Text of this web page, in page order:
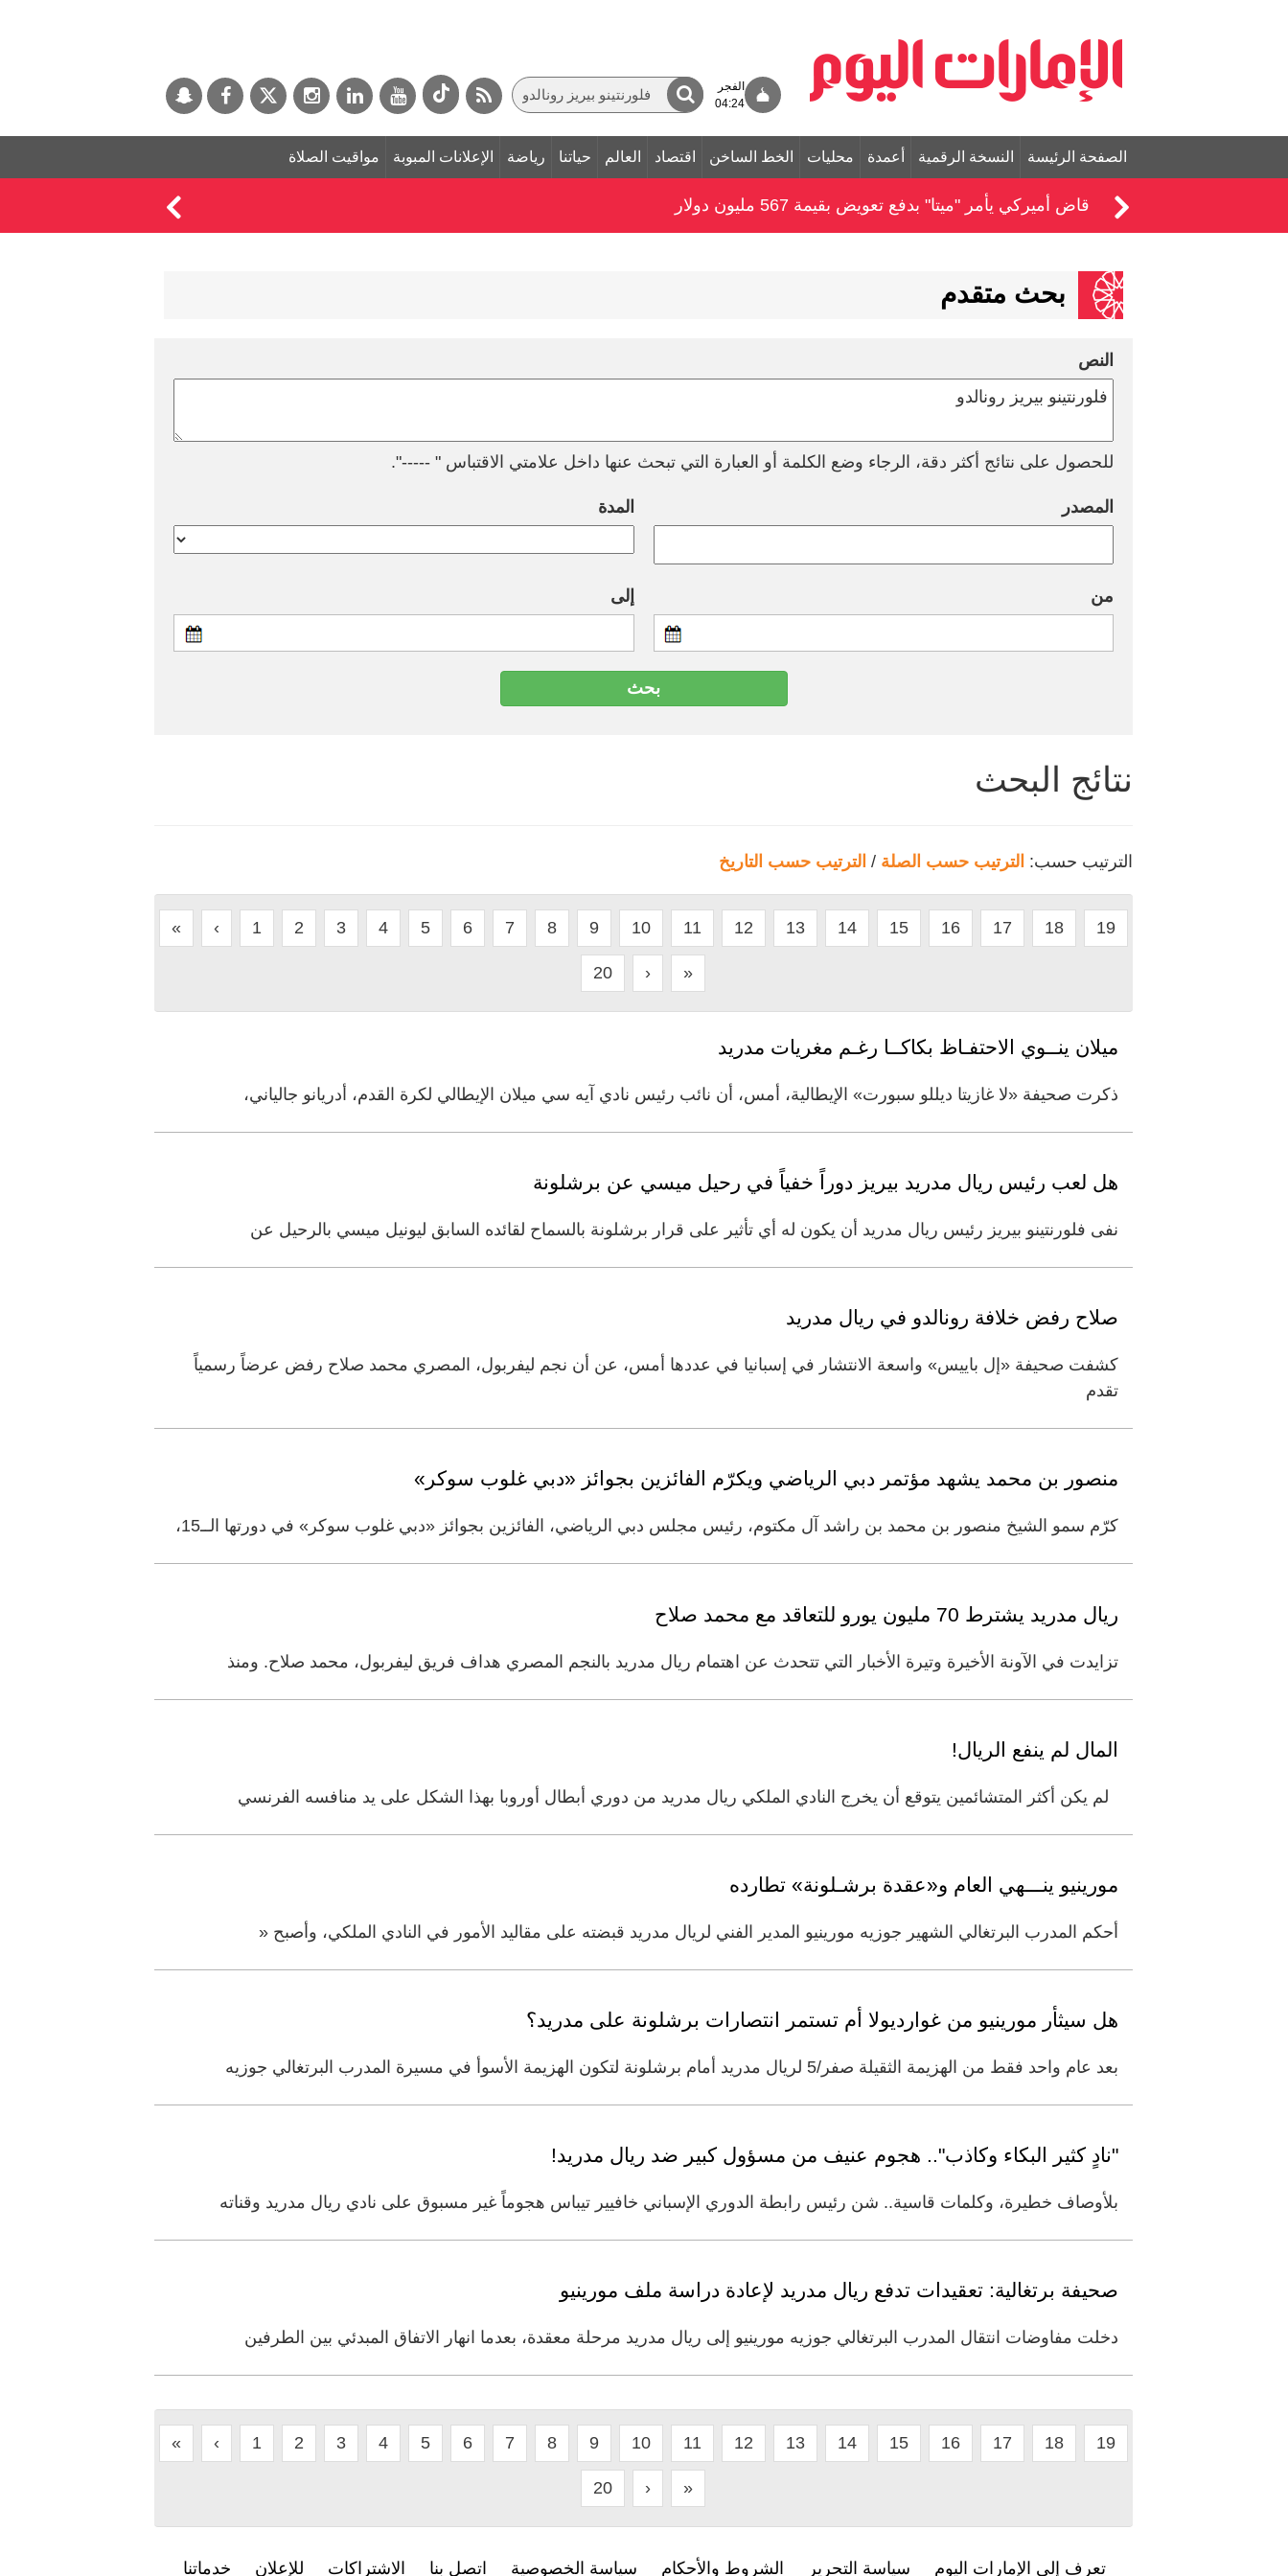
الفجر
04:24
الصفحة الرئيسة النسخة الرقمية أعمدة محليات الخط الساخن اقتصاد العالم حياتنا رياضة الإعلانات المبوبة مواقيت الصلاة
قاض أميركي يأمر "ميتا" بدفع تعويض بقيمة 567 مليون دولار
بحث متقدم
النص
للحصول على نتائج أكثر دقة، الرجاء وضع الكلمة أو العبارة التي تبحث عنها داخل علامتي الاقتباس " -----".
المصدر المدة
من إلى
نتائج البحث
الترتيب حسب: الترتيب حسب الصلة / الترتيب حسب التاريخ
« ‹ 1 2 3 4 5 6 7 8 9 10 11 12 13 14 15 16 17 18 19
20 › »
ميلان ينــوي الاحتفـاظ بكاكــا رغـم مغريات مدريد
ذكرت صحيفة «لا غازيتا ديللو سبورت» الإيطالية، أمس، أن نائب رئيس نادي آيه سي ميلان الإيطالي لكرة القدم، أدريانو جالياني،
هل لعب رئيس ريال مدريد بيريز دوراً خفياً في رحيل ميسي عن برشلونة
نفى فلورنتينو بيريز رئيس ريال مدريد أن يكون له أي تأثير على قرار برشلونة بالسماح لقائده السابق ليونيل ميسي بالرحيل عن
صلاح رفض خلافة رونالدو في ريال مدريد
كشفت صحيفة «إل باييس» واسعة الانتشار في إسبانيا في عددها أمس، عن أن نجم ليفربول، المصري محمد صلاح رفض عرضاً رسمياً
تقدم
منصور بن محمد يشهد مؤتمر دبي الرياضي ويكرّم الفائزين بجوائز «دبي غلوب سوكر»
كرّم سمو الشيخ منصور بن محمد بن راشد آل مكتوم، رئيس مجلس دبي الرياضي، الفائزين بجوائز «دبي غلوب سوكر» في دورتها الــ15،
ريال مدريد يشترط 70 مليون يورو للتعاقد مع محمد صلاح
تزايدت في الآونة الأخيرة وتيرة الأخبار التي تتحدث عن اهتمام ريال مدريد بالنجم المصري هداف فريق ليفربول، محمد صلاح. ومنذ
‏المال لم ينفع الريال! ‏
‏ ‏ لم يكن أكثر المتشائمين يتوقع أن يخرج النادي الملكي ريال مدريد من دوري أبطال أوروبا بهذا الشكل على يد منافسه الفرنسي
مورينيو ينـــهي العام و«عقدة برشـلونة» تطارده
أحكم المدرب البرتغالي الشهير جوزيه مورينيو المدير الفني لريال مدريد قبضته على مقاليد الأمور في النادي الملكي، وأصبح «
هل سيثأر مورينيو من غوارديولا أم تستمر انتصارات برشلونة على مدريد؟
بعد عام واحد فقط من الهزيمة الثقيلة صفر/5 لريال مدريد أمام برشلونة لتكون الهزيمة الأسوأ في مسيرة المدرب البرتغالي جوزيه
"نادٍ كثير البكاء وكاذب".. هجوم عنيف من مسؤول كبير ضد ريال مدريد!
بلأوصاف خطيرة، وكلمات قاسية.. شن رئيس رابطة الدوري الإسباني خافيير تيباس هجوماً غير مسبوق على نادي ريال مدريد وقناته
صحيفة برتغالية: تعقيدات تدفع ريال مدريد لإعادة دراسة ملف مورينيو
دخلت مفاوضات انتقال المدرب البرتغالي جوزيه مورينيو إلى ريال مدريد مرحلة معقدة، بعدما انهار الاتفاق المبدئي بين الطرفين
« ‹ 1 2 3 4 5 6 7 8 9 10 11 12 13 14 15 16 17 18 19
20 › »
تعرف إلى الإمارات اليوم سياسة التحرير الشروط والأحكام سياسة الخصوصية اتصل بنا الاشتراكات للإعلان خدماتنا